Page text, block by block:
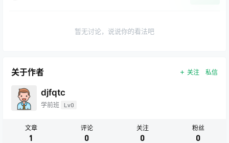
暂无讨论，说说你的看法吧
关于作者 关注 私信
djfqtc
学前班 Lv0
文章
1
评论
0
关注
0
粉丝
0